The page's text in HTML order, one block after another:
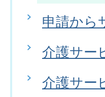
申請から
介護サー
介護サー